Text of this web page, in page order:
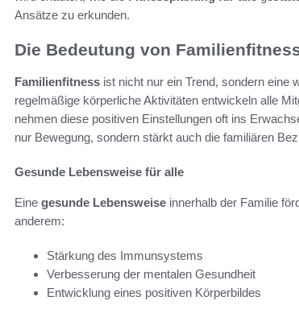
Ansätze zu erkunden.
Die Bedeutung von
Familienfitness ist nicht nur ein Trend, sondern eine
regelmäßige körperliche Aktivitäten entwickeln alle
nehmen diese positiven Einstellungen oft ins
nur Bewegung, sondern stärkt auch die familiären
Gesunde Lebensweise für alle
Eine gesunde Lebensweise innerhalb der Familie
anderem:
Stärkung des Immunsystems
Verbesserung der mentalen Gesundheit
Entwicklung eines positiven Körperbildes